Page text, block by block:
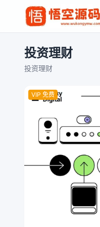
投资理财
投资理财
VIP 免费